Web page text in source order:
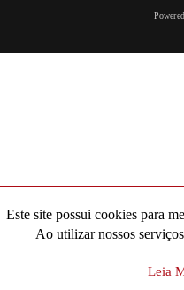
Este site possui cookies para
Ao utilizar nossos
Leia